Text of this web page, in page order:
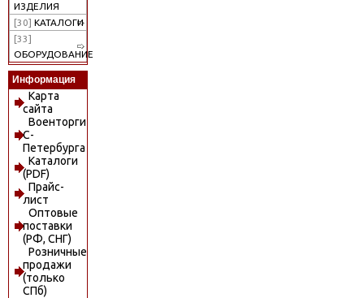
ИЗДЕЛИЯ
[30] КАТАЛОГИ
[33]
ОБОРУДОВАНИЕ
Информация
Карта
сайта
Военторги
С-
Петербурга
Каталоги
(PDF)
Прайс-
лист
Оптовые
поставки
(РФ, СНГ)
Розничные
продажи
(только
СПб)